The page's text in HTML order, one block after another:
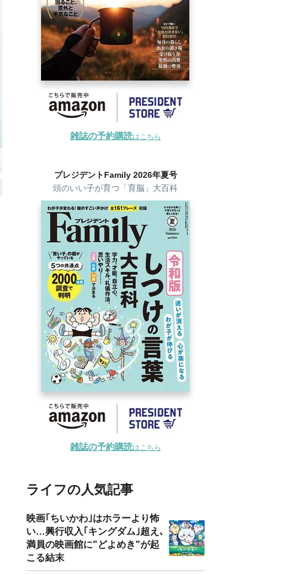
雑誌の予約購読はこちら
プレジデントFamily 2026年夏号
頭のいい子が育つ「育脳」大百科
雑誌の予約購読はこちら
ライフの人気記事
映画｢ちいかわ｣はホラーより怖
い…興行収入｢キングダム｣超え､
満員の映画館に"どよめき"が起
こる結末